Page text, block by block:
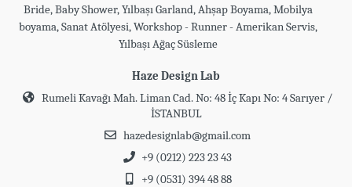
Bride, Baby Shower, Yılbaşı Garland, Ahşap Boyama, Mobilya
boyama, Sanat Atölyesi, Workshop - Runner - Amerikan Servis,
Yılbaşı Ağaç Süsleme
Haze Design Lab
Rumeli Kavağı Mah. Liman Cad. No: 48 İç Kapı No: 4 Sarıyer /
İSTANBUL
hazedesignlab@gmail.com
+9 (0212) 223 23 43
+9 (0531) 394 48 88